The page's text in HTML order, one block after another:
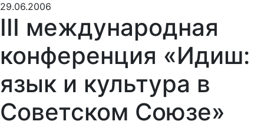
29.06.2006
III международная
конференция «Идиш:
язык и культура в
Советском Союзе»